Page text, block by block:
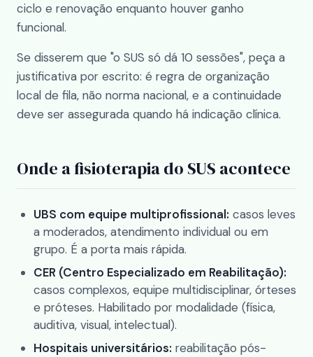
ciclo e renovação enquanto houver ganho
funcional.
Se disserem que "o SUS só dá 10 sessões", peça a
justificativa por escrito: é regra de organização
local de fila, não norma nacional, e a continuidade
deve ser assegurada quando há indicação clínica.
Onde a fisioterapia do SUS acontece
UBS com equipe multiprofissional: casos leves
a moderados, atendimento individual ou em
grupo. É a porta mais rápida.
CER (Centro Especializado em Reabilitação):
casos complexos, equipe multidisciplinar, órteses
e próteses. Habilitado por modalidade (física,
auditiva, visual, intelectual).
Hospitais universitários: reabilitação pós-